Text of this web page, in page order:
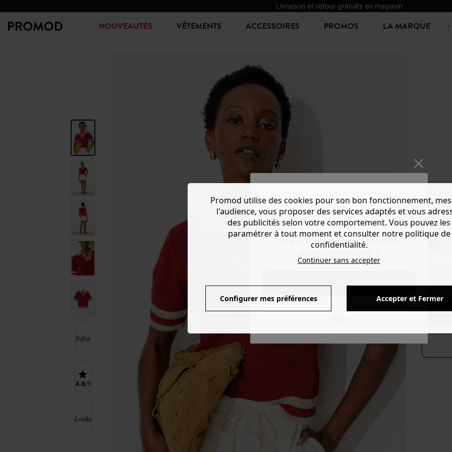
Livraison et retour gratuits en magasin
Do you want to be redirected to
NOUVEAUTÉS VÊTEMENTS ACCESSOIRES PROMOS LA MARQUE
Infos
4.8
Looks
PULL
14,99 €-
Couleur :
Promod utilise des cookies pour son bon fonctionnement,
l'audience, vous proposer des services adaptés et vous
des publicités selon votre comportement. Vous pouvez les
paramétrer à tout moment et consulter notre politique de
confidentialité.
Continuer sans accepter
Configurer mes préférences Accepter et Fermer